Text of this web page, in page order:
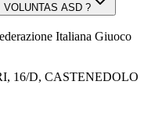
ASD ?
Italiana Giuoco
16/D, CASTENEDOLO